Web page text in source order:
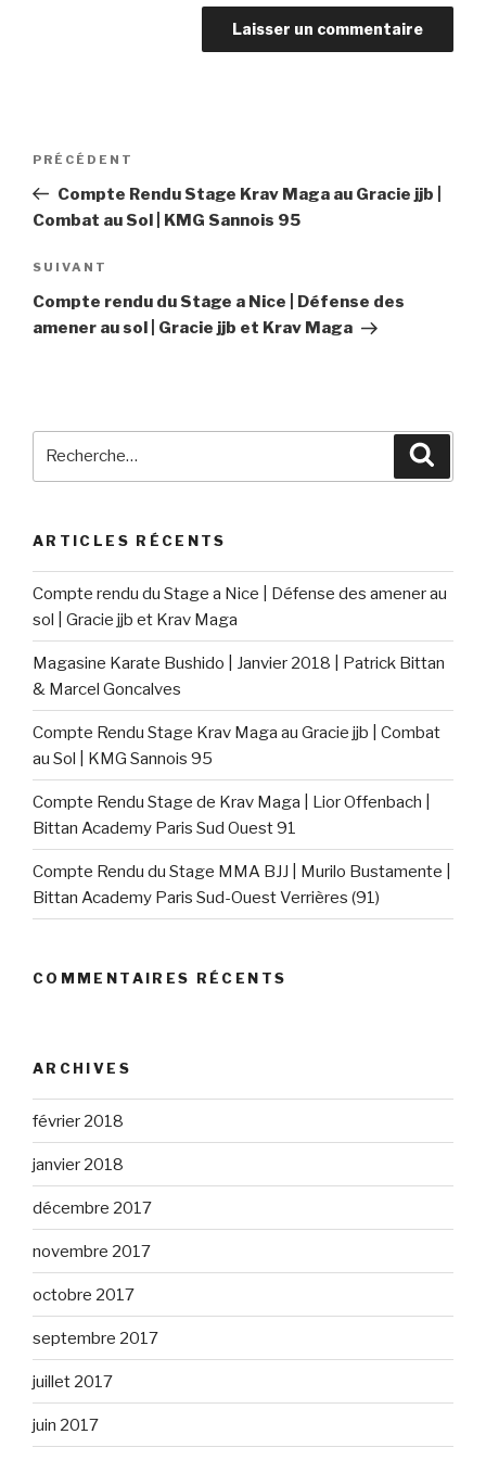
PRÉCÉDENT
Compte Rendu Stage Krav Maga au Gracie jjb |
Combat au Sol | KMG Sannois 95
SUIVANT
Compte rendu du Stage a Nice | Défense des
amener au sol | Gracie jjb et Krav Maga
ARTICLES RÉCENTS
Compte rendu du Stage a Nice | Défense des amener au
sol | Gracie jjb et Krav Maga
Magasine Karate Bushido | Janvier 2018 | Patrick Bittan
& Marcel Goncalves
Compte Rendu Stage Krav Maga au Gracie jjb | Combat
au Sol | KMG Sannois 95
Compte Rendu Stage de Krav Maga | Lior Offenbach |
Bittan Academy Paris Sud Ouest 91
Compte Rendu du Stage MMA BJJ | Murilo Bustamente |
Bittan Academy Paris Sud-Ouest Verrières (91)
COMMENTAIRES RÉCENTS
ARCHIVES
février 2018
janvier 2018
décembre 2017
novembre 2017
octobre 2017
septembre 2017
juillet 2017
juin 2017